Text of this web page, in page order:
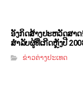
ອັງກິດສ້າງປະຫວັດສາ
ສຳລັບຜູ້ທີ່ເກີດຫຼັງປີ
ຂ່າວຕ່າງປະເທດ